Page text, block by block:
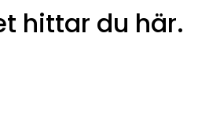
hittar du här.